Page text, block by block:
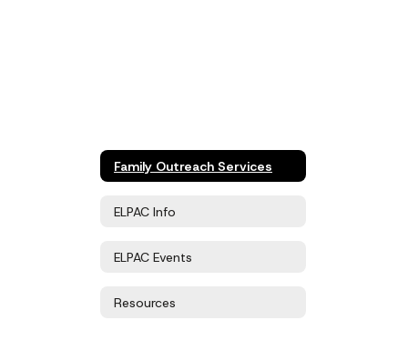
Family Outreach Services
ELPAC Info
ELPAC Events
Resources